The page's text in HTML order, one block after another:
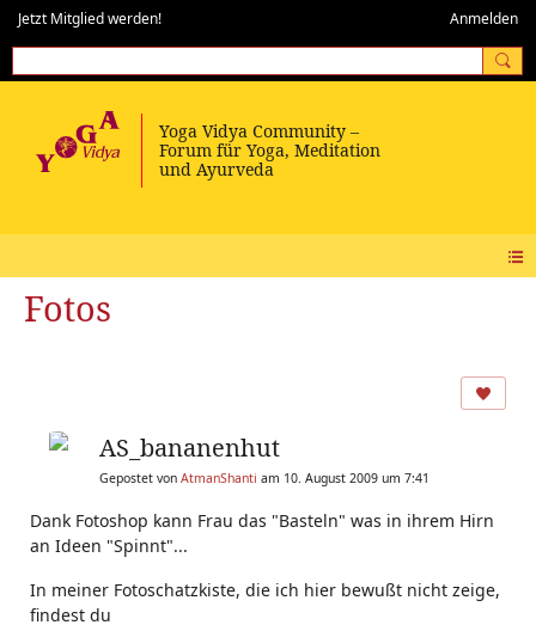
Jetzt Mitglied werden! Anmelden
Fotos
AS_bananenhut
Gepostet von AtmanShanti am 10. August 2009 um 7:41
Dank Fotoshop kann Frau das "Basteln" was in ihrem Hirn
an Ideen "Spinnt"...
In meiner Fotoschatzkiste, die ich hier bewußt nicht zeige,
findest du